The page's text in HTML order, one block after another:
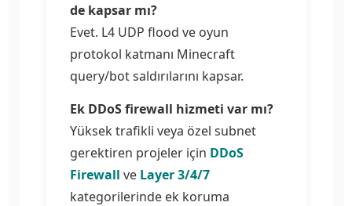
de kapsar mı?
Evet. L4 UDP flood ve oyun
protokol katmanı Minecraft
query/bot saldırılarını kapsar.
Ek DDoS firewall hizmeti var mı?
Yüksek trafikli veya özel subnet
gerektiren projeler için DDoS
Firewall ve Layer 3/4/7
kategorilerinde ek koruma